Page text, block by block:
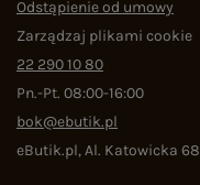
Odstąpienie od umowy
Zarządzaj plikami cookie
22 290 10 80
Pn.-Pt. 08:00-16:00
bok@ebutik.pl
eButik.pl,Al. Katowicka 68